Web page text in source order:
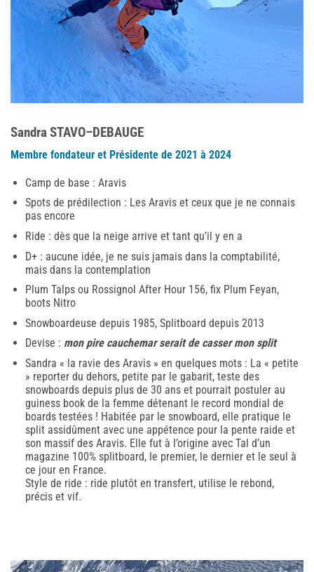
Sandra STAVO–DEBAUGE
Membre fondateur et Présidente de 2021 à 2024
Camp de base : Aravis
Spots de prédilection : Les Aravis et ceux que je ne connais
pas encore
Ride : dès que la neige arrive et tant qu’il y en a
D+ : aucune idée, je ne suis jamais dans la comptabilité,
mais dans la contemplation
Plum Talps ou Rossignol After Hour 156, fix Plum Feyan,
boots Nitro
Snowboardeuse depuis 1985, Splitboard depuis 2013
Devise : mon pire cauchemar serait de casser mon split
Sandra « la ravie des Aravis » en quelques mots : La « petite
» reporter du dehors, petite par le gabarit, teste des
snowboards depuis plus de 30 ans et pourrait postuler au
guiness book de la femme détenant le record mondial de
boards testées ! Habitée par le snowboard, elle pratique le
split assidûment avec une appétence pour la pente raide et
son massif des Aravis. Elle fut à l’origine avec Tal d’un
magazine 100% splitboard, le premier, le dernier et le seul à
ce jour en France.
Style de ride : ride plutôt en transfert, utilise le rebond,
précis et vif.